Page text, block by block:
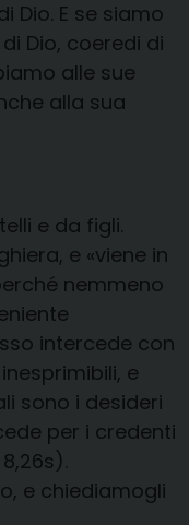
Dio. E se siamo
Dio, coeredi di
alle sue
alla sua
e da figli.
e «viene in
nemmeno
intercede con
e
sono i desideri
per i credenti
e chiediamogli